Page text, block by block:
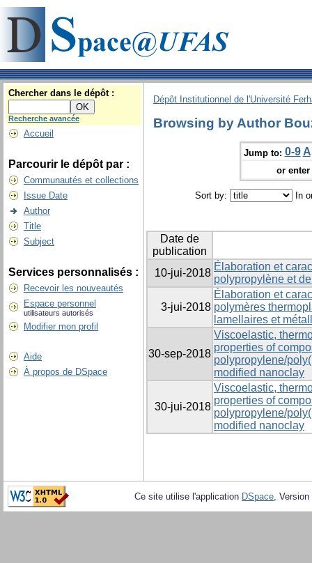
Chercher dans le dépôt :
Recherche avancée
Accueil
Parcourir le dépôt par :
Communautés et collections
Issue Date
Author
Title
Subject
Services personnalisés :
Recevoir les nouveautés
Espace personnel
utilisateurs autorisés
Modifier mon profil
Aide
À propos de DSpace
Dépôt Institutionnel de l'Université
Browsing by Author
Jump to: 0-9 A
or
Sort by: In
Date de
publication
10-jui-2018
Élaboration et
polypropylène et
3-jui-2018
Élaboration et
polymères
lamellaires et
30-sep-2018
Viscoelastic,
properties of
polypropylene/
modified nanoclay
30-jui-2018
Viscoelastic,
properties of
polypropylene/
modified nanoclay
Ce site utilise l'application DSpace,